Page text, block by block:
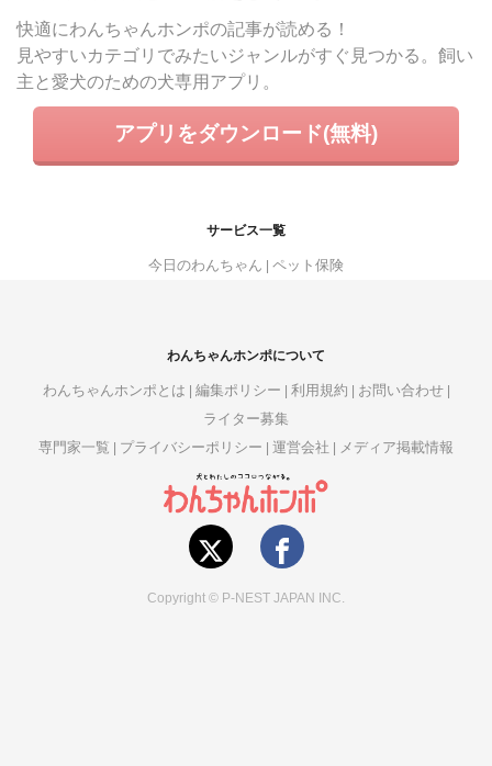
快適にわんちゃんホンポの記事が読める！
見やすいカテゴリでみたいジャンルがすぐ見つかる。飼い
主と愛犬のための犬専用アプリ。
アプリをダウンロード(無料)
サービス一覧
今日のわんちゃん ペット保険
わんちゃんホンポについて
わんちゃんホンポとは 編集ポリシー 利用規約
お問い合わせ
ライター募集
専門家一覧
プライバシーポリシー 運営会社 メディア掲載情報
Copyright © P-NEST JAPAN INC.